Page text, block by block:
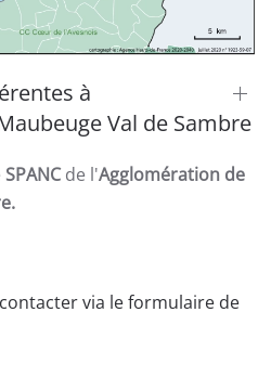
à
Val de Sambre
SPANCde l'Agglomération de
via le formulaire de